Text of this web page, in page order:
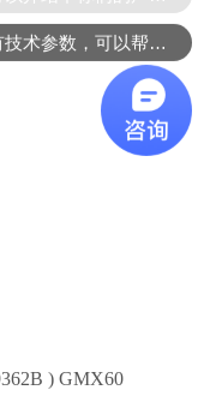
) GMX60
有技术参数，可以帮忙选型吗？